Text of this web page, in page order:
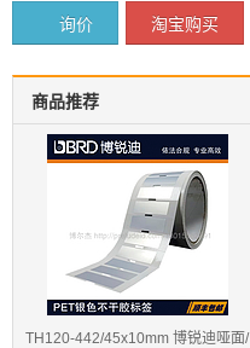
询价 淘宝购买
商品推荐
TH120-442/45x10mm 博锐迪哑面/